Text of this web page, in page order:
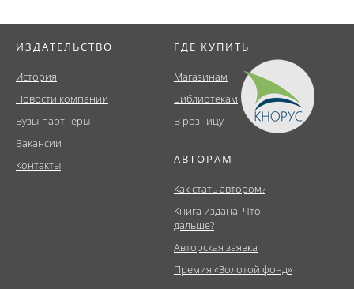
ИЗДАТЕЛЬСТВО
История
Новости компании
Вузы-партнеры
Вакансии
Контакты
ГДЕ КУПИТЬ
Магазинам
Библиотекам
В розницу
АВТОРАМ
Как стать автором?
Книга издана. Что
дальше?
Авторская заявка
Премия «Золотой фонд»